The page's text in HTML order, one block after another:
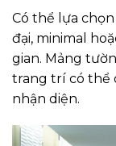
Có thể lựa
đại, minimal
gian. Mảng
trang trí có thể
nhận diện.